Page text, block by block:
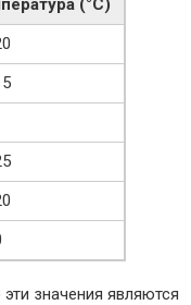
значения являются